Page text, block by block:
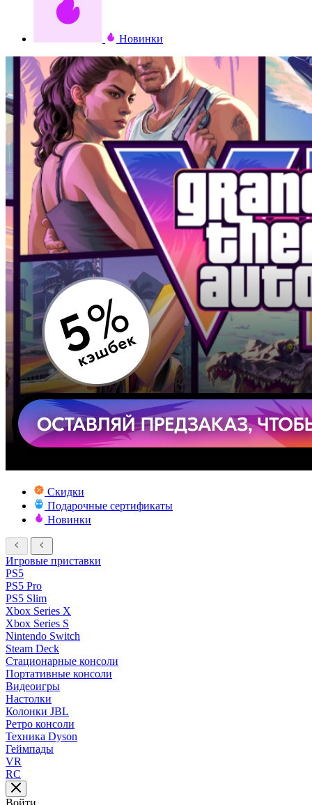
Новинки
Скидки
Подарочные сертификаты
Новинки
Игровые приставки
PS5
PS5 Pro
PS5 Slim
Xbox Series X
Xbox Series S
Nintendo Switch
Steam Deck
Стационарные консоли
Портативные консоли
Видеоигры
Настолки
Колонки JBL
Ретро консоли
Техника Dyson
Геймпады
VR
RC
Войти